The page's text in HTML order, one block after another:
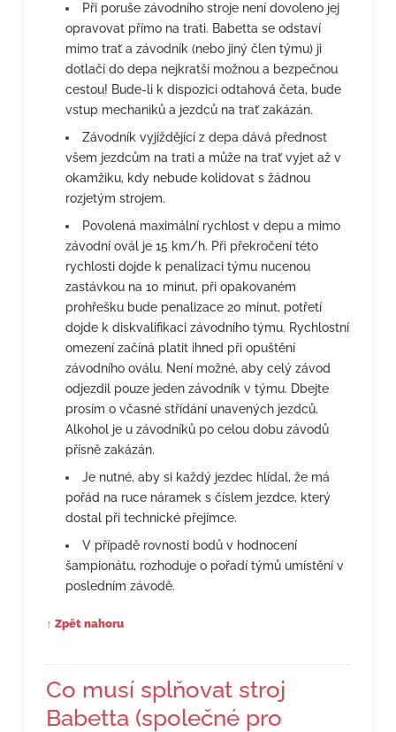
Při poruše závodního stroje není dovoleno jej
opravovat přímo na trati. Babetta se odstaví
mimo trať a závodník (nebo jiný člen týmu) ji
dotlačí do depa nejkratší možnou a bezpečnou
cestou! Bude-li k dispozici odtahová četa, bude
vstup mechaniků a jezdců na trať zakázán.
Závodník vyjíždějící z depa dává přednost
všem jezdcům na trati a může na trať vyjet až v
okamžiku, kdy nebude kolidovat s žádnou
rozjetým strojem.
Povolená maximální rychlost v depu a mimo
závodní ovál je 15 km/h. Při překročení této
rychlosti dojde k penalizaci týmu nucenou
zastávkou na 10 minut, při opakovaném
prohřešku bude penalizace 20 minut, potřetí
dojde k diskvalifikaci závodního týmu. Rychlostní
omezení začíná platit ihned při opuštění
závodního oválu. Není možné, aby celý závod
odjezdil pouze jeden závodník v týmu. Dbejte
prosím o včasné střídání unavených jezdců.
Alkohol je u závodníků po celou dobu závodů
přísně zakázán.
Je nutné, aby si každý jezdec hlídal, že má
pořád na ruce náramek s číslem jezdce, který
dostal při technické přejímce.
V případě rovnosti bodů v hodnocení
šampionátu, rozhoduje o pořadí týmů umístění v
posledním závodě.
↑ Zpět nahoru
Co musí splňovat stroj
Babetta (společné pro